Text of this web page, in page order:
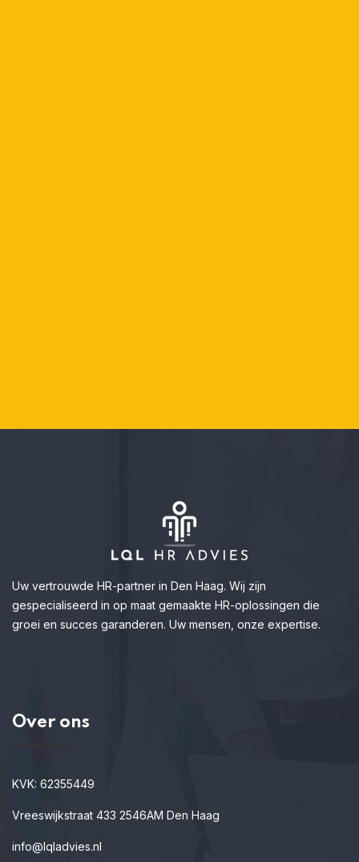
Uw vertrouwde HR-partner in Den Haag. Wij zijn
gespecialiseerd in op maat gemaakte HR-oplossingen die
groei en succes garanderen. Uw mensen, onze expertise.
Over ons
KVK: 62355449
Vreeswijkstraat 433 2546AM Den Haag
info@lqladvies.nl